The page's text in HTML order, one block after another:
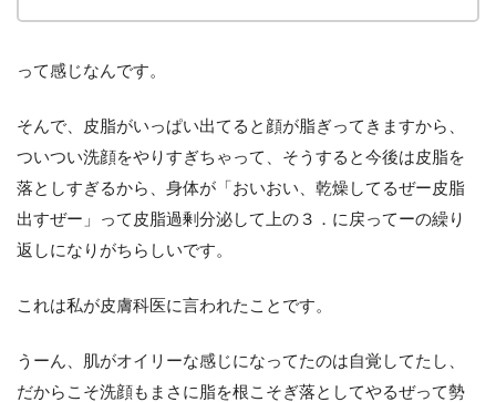
って感じなんです。
そんで、皮脂がいっぱい出てると顔が脂ぎってきますから、
ついつい洗顔をやりすぎちゃって、そうすると今後は皮脂を
落としすぎるから、身体が「おいおい、乾燥してるぜー皮脂
出すぜー」って皮脂過剰分泌して上の３．に戻ってーの繰り
返しになりがちらしいです。
これは私が皮膚科医に言われたことです。
うーん、肌がオイリーな感じになってたのは自覚してたし、
だからこそ洗顔もまさに脂を根こそぎ落としてやるぜって勢